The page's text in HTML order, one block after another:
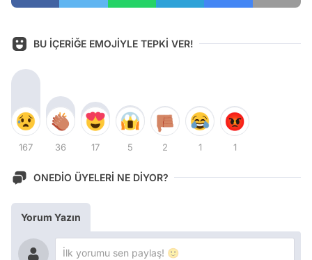
BU İÇERİĞE EMOJİYLE TEPKİ VER!
167 36 17 5 2 1 1
ONEDİO ÜYELERİ NE DİYOR?
Yorum Yazın